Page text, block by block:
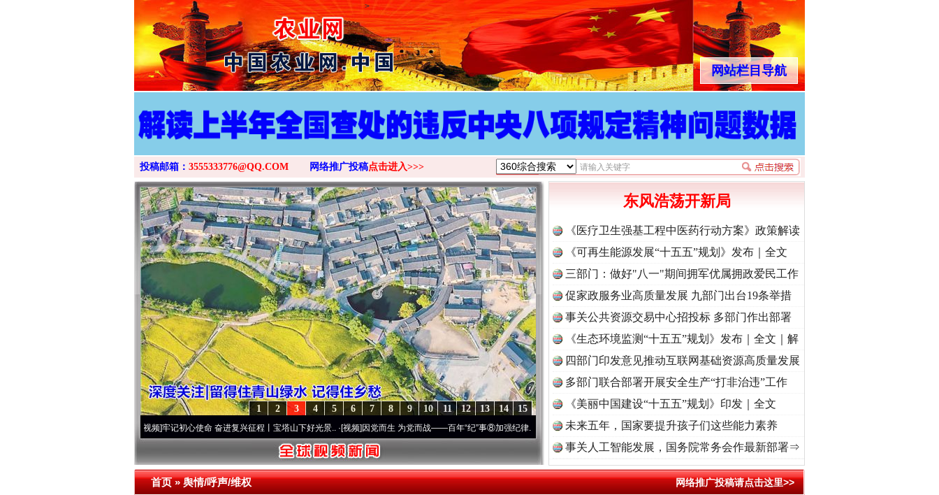
>
网站栏目导航
投稿邮箱： 3555333776@QQ.COM 网络推广投稿点击进入>>>
15
14
13
12
11
10
9
8
7
6
5
4
3
2
1
牢记初心使命 奋进复兴征程丨宝塔山下好光景..·[视频]因党而生 为党而战——百年“纪”事⑧加强纪律..·[视频]牢记初心使命 奋进复兴征程丨“转折之城”激荡..·[视频]牢记初心使命 奋进复兴征程丨红船起航处 潮起..
东风浩荡开新局
《医疗卫生强基工程中医药行动方案》政策解读
《可再生能源发展“十五五”规划》发布｜全文
三部门：做好"八一"期间拥军优属拥政爱民工作
促家政服务业高质量发展 九部门出台19条举措
事关公共资源交易中心招投标 多部门作出部署
《生态环境监测“十五五”规划》发布｜全文｜解
读
四部门印发意见推动互联网基础资源高质量发展
多部门联合部署开展安全生产“打非治违”工作
《美丽中国建设“十五五”规划》印发｜全文
未来五年，国家要提升孩子们这些能力素养
事关人工智能发展，国务院常务会作最新部署⇒
首页»舆情/呼声/维权 网络推广投稿请点击这里>>